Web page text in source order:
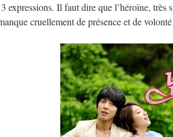
3 expressions. Il faut dire que l’héroïne, très
cruellement de présence et de